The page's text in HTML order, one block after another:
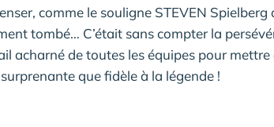
comme le souligne STEVEN Spielberg
tombé… C’était sans compter la
acharné de toutes les équipes pour
que fidèle à la légende !